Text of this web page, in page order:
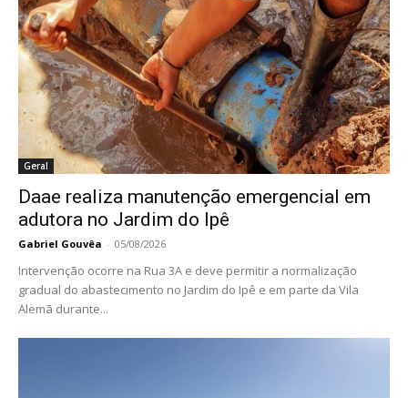
Geral
Daae realiza manutenção emergencial em
adutora no Jardim do Ipê
Gabriel Gouvêa - 05/08/2026
Intervenção ocorre na Rua 3A e deve permitir a normalização
gradual do abastecimento no Jardim do Ipê e em parte da Vila
Alemã durante...